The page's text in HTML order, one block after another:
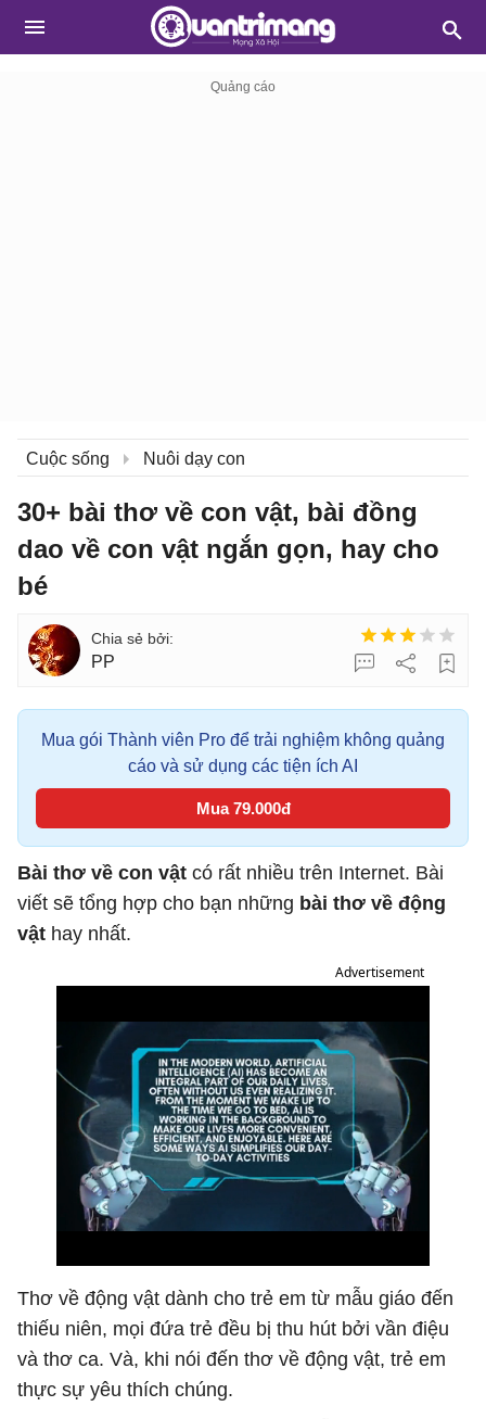
Cuộc sống Nuôi dạy con
30+ bài thơ về con vật, bài đồng
dao về con vật ngắn gọn, hay cho
bé
PP
Mua gói Thành viên Pro để trải nghiệm không quảng
cáo và sử dụng các tiện ích AI
Mua 79.000đ
Bài thơ về con vật có rất nhiều trên Internet. Bài
viết sẽ tổng hợp cho bạn những bài thơ về động
vật hay nhất.
Advertisement
Thơ về động vật dành cho trẻ em từ mẫu giáo đến
thiếu niên, mọi đứa trẻ đều bị thu hút bởi vần điệu
và thơ ca. Và, khi nói đến thơ về động vật, trẻ em
thực sự yêu thích chúng.